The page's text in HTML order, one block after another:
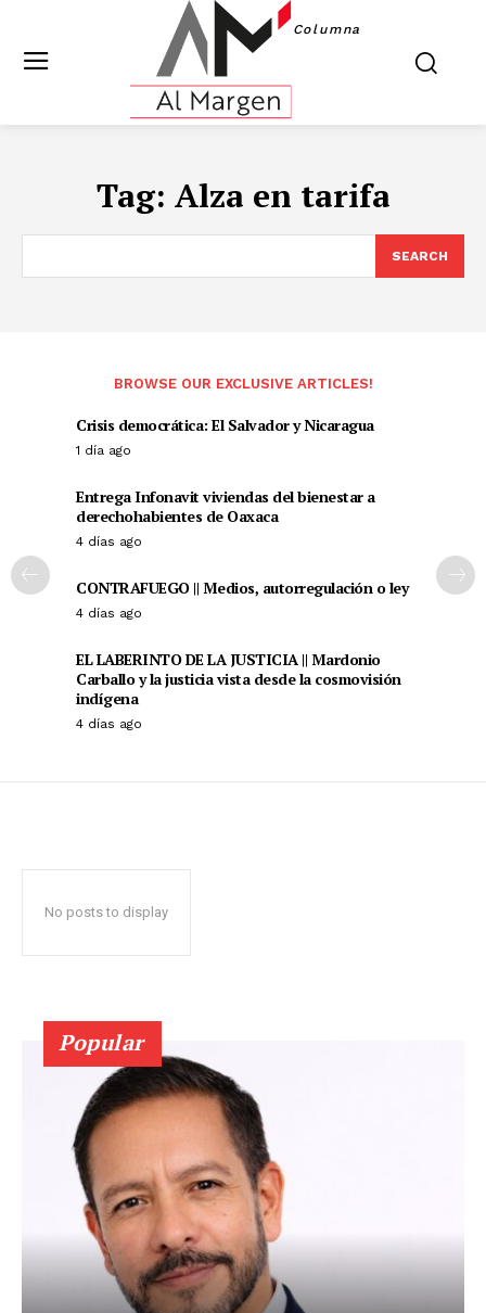
+ Todas las formas de lucha, potencialmente enlazadas
Columna
Tag: Alza en tarifa
SEARCH
BROWSE OUR EXCLUSIVE ARTICLES!
Crisis democrática: El Salvador y Nicaragua
1 día ago
Entrega Infonavit viviendas del bienestar a
derechohabientes de Oaxaca
4 días ago
CONTRAFUEGO || Medios, autorregulación o ley
4 días ago
EL LABERINTO DE LA JUSTICIA || Mardonio
Carballo y la justicia vista desde la cosmovisión
indígena
4 días ago
No posts to display
Popular